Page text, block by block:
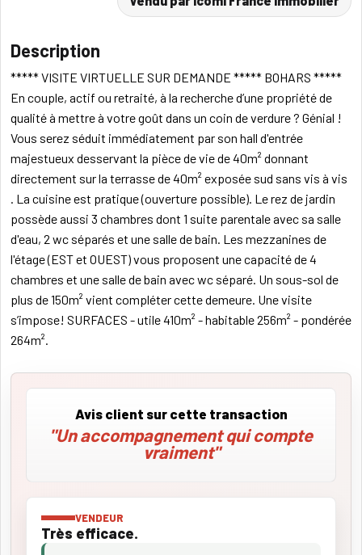
Description
***** VISITE VIRTUELLE SUR DEMANDE ***** BOHARS *****
En couple, actif ou retraité, à la recherche d’une propriété de
qualité à mettre à votre goût dans un coin de verdure ? Génial !
Vous serez séduit immédiatement par son hall d'entrée
majestueux desservant la pièce de vie de 40m² donnant
directement sur la terrasse de 40m² exposée sud sans vis à vis
. La cuisine est pratique (ouverture possible). Le rez de jardin
possède aussi 3 chambres dont 1 suite parentale avec sa salle
d'eau, 2 wc séparés et une salle de bain. Les mezzanines de
l'étage (EST et OUEST) vous proposent une capacité de 4
chambres et une salle de bain avec wc séparé. Un sous-sol de
plus de 150m² vient compléter cette demeure. Une visite
s’impose! SURFACES - utile 410m² - habitable 256m² - pondérée
264m².
Avis client sur cette transaction
"Un accompagnement qui compte
vraiment"
VENDEUR
Très efficace.